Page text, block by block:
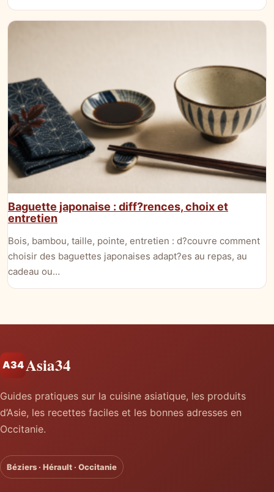
Baguette japonaise : diff?rences, choix et
entretien
Bois, bambou, taille, pointe, entretien : d?couvre comment
choisir des baguettes japonaises adapt?es au repas, au
cadeau ou…
A34Asia34
Guides pratiques sur la cuisine asiatique, les produits
d’Asie, les recettes faciles et les bonnes adresses en
Occitanie.
Béziers · Hérault · Occitanie